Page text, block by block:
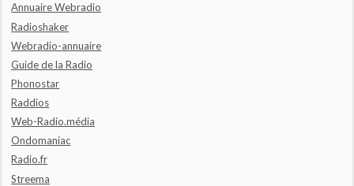
Annuaire Webradio
Radioshaker
Webradio-annuaire
Guide de la Radio
Phonostar
Raddios
Web-Radio.média
Ondomaniac
Radio.fr
Streema